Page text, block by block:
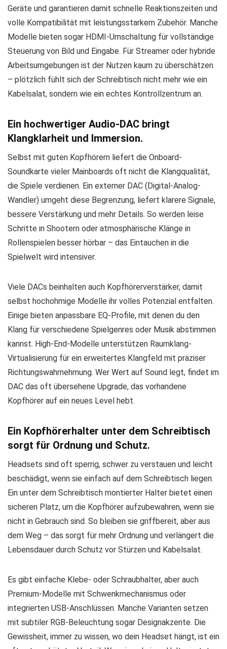
Geräte und garantieren damit schnelle Reaktionszeiten und
volle Kompatibilität mit leistungsstarkem Zubehör. Manche
Modelle bieten sogar HDMI-Umschaltung für vollständige
Steuerung von Bild und Eingabe. Für Streamer oder hybride
Arbeitsumgebungen ist der Nutzen kaum zu überschätzen
– plötzlich fühlt sich der Schreibtisch nicht mehr wie ein
Kabelsalat, sondern wie ein echtes Kontrollzentrum an.
Ein hochwertiger Audio-DAC bringt
Klangklarheit und Immersion.
Selbst mit guten Kopfhörern liefert die Onboard-
Soundkarte vieler Mainboards oft nicht die Klangqualität,
die Spiele verdienen. Ein externer DAC (Digital-Analog-
Wandler) umgeht diese Begrenzung, liefert klarere Signale,
bessere Verstärkung und mehr Details. So werden leise
Schritte in Shootern oder atmosphärische Klänge in
Rollenspielen besser hörbar – das Eintauchen in die
Spielwelt wird intensiver.
Viele DACs beinhalten auch Kopfhörerverstärker, damit
selbst hochohmige Modelle ihr volles Potenzial entfalten.
Einige bieten anpassbare EQ-Profile, mit denen du den
Klang für verschiedene Spielgenres oder Musik abstimmen
kannst. High-End-Modelle unterstützen Raumklang-
Virtualisierung für ein erweitertes Klangfeld mit präziser
Richtungswahrnehmung. Wer Wert auf Sound legt, findet im
DAC das oft übersehene Upgrade, das vorhandene
Kopfhörer auf ein neues Level hebt.
Ein Kopfhörerhalter unter dem Schreibtisch
sorgt für Ordnung und Schutz.
Headsets sind oft sperrig, schwer zu verstauen und leicht
beschädigt, wenn sie einfach auf dem Schreibtisch liegen.
Ein unter dem Schreibtisch montierter Halter bietet einen
sicheren Platz, um die Kopfhörer aufzubewahren, wenn sie
nicht in Gebrauch sind. So bleiben sie griffbereit, aber aus
dem Weg – das sorgt für mehr Ordnung und verlängert die
Lebensdauer durch Schutz vor Stürzen und Kabelsalat.
Es gibt einfache Klebe- oder Schraubhalter, aber auch
Premium-Modelle mit Schwenkmechanismus oder
integrierten USB-Anschlüssen. Manche Varianten setzen
mit subtiler RGB-Beleuchtung sogar Designakzente. Die
Gewissheit, immer zu wissen, wo dein Headset hängt, ist ein